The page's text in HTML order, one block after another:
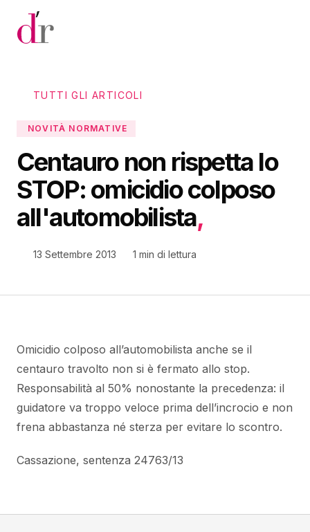
Vai al contenuto principale
TUTTI GLI ARTICOLI
NOVITÀ NORMATIVE
Centauro non rispetta lo
STOP: omicidio colposo
all'automobilista,
13 Settembre 2013 1 min di lettura
Omicidio colposo all’automobilista anche se il
centauro travolto non si è fermato allo stop.
Responsabilità al 50% nonostante la precedenza: il
guidatore va troppo veloce prima dell’incrocio e non
frena abbastanza né sterza per evitare lo scontro.
Cassazione, sentenza 24763/13